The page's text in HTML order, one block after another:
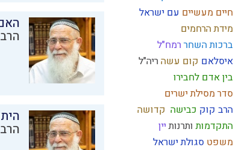
חיים מעשיים עם ישראל
מידת הרחמים
ברכות השחררמח"ל
איסלאם קום עשהריה"ל
בין אדם לחבירו
סדר מסילת ישרים
הרב קוק כבישה קדושה
התקדמותותרנותיין
משפט סגולת ישראל